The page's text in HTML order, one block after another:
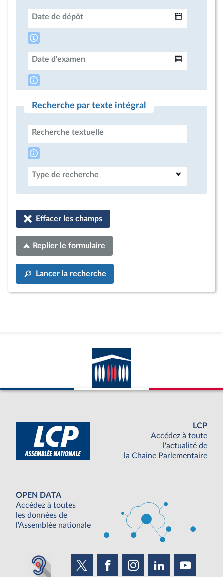
Date de dépôt
Date d'examen
Recherche par texte intégral
Recherche textuelle
Type de recherche
Effacer les champs
Replier le formulaire
Lancer la recherche
LCP
Accédez à toute
l'actualité de
la Chaine Parlementaire
OPEN DATA
Accédez à toutes
les données de
l'Assemblée nationale